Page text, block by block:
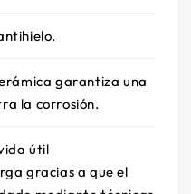
garantiza una
la corrosión.
útil
gracias a que el